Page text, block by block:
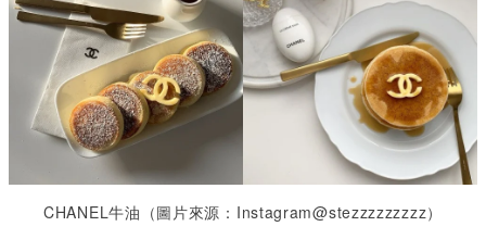
CHANEL牛油（圖片來源： Instagram@stezzzzzzzzz）